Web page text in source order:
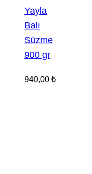
Yayla
Balı
Süzme
900 gr
940,00 ₺